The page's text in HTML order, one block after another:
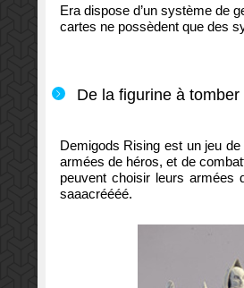
Era dispose d’un système de
cartes ne possèdent que des
De la figurine à
Demigods Rising est un jeu de
armées de héros, et de
peuvent choisir leurs armées
saaacréééé.